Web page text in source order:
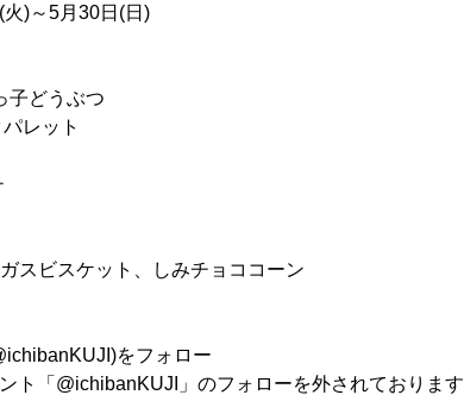
火)～5月30日(日)
子どうぶつ
レット
スビスケット、しみチョココーン
をフォロー
ト「@ichibanKUJI」のフォローを外されておりま